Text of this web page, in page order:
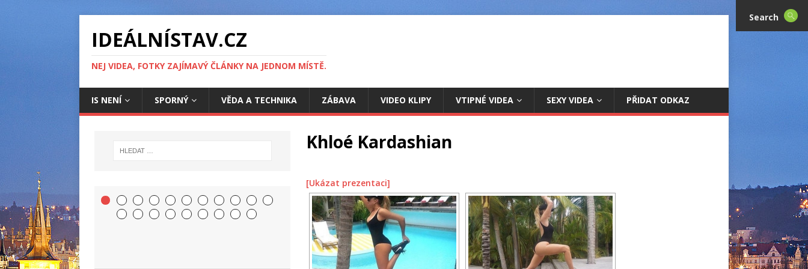
IDEÁLNÍSTAV.CZ
NEJ VIDEA, FOTKY ZAJÍMAVÝ ČLÁNKY NA JEDNOM MÍSTĚ.
IS NENÍ SPORNÝ VĚDA A TECHNIKA ZÁBAVA VIDEO KLIPY VTIPNÉ VIDEA SEXY VIDEA PŘIDAT ODKAZ
Khloé Kardashian
[Ukázat prezentaci]
Search